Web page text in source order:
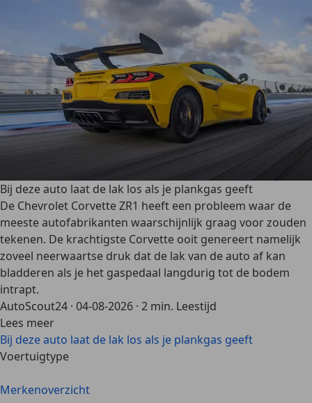
Bij deze auto laat de lak los als je plankgas geeft
De Chevrolet Corvette ZR1 heeft een probleem waar de
meeste autofabrikanten waarschijnlijk graag voor zouden
tekenen. De krachtigste Corvette ooit genereert namelijk
zoveel neerwaartse druk dat de lak van de auto af kan
bladderen als je het gaspedaal langdurig tot de bodem
intrapt.
AutoScout24 · 04-08-2026 · 2 min. Leestijd
Lees meer
Bij deze auto laat de lak los als je plankgas geeft
Voertuigtype
Merkenoverzicht